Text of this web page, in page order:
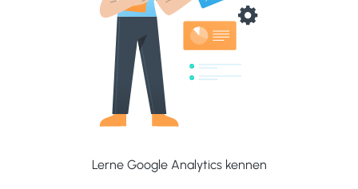
Lerne Google Analytics kennen